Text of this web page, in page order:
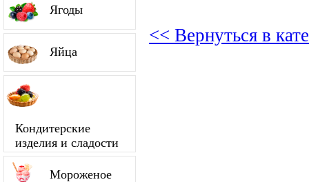
Ягоды
Яйца
Кондитерские
изделия и сладости
Мороженое
<< Вернуться в